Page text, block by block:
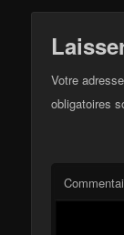
Votre
obligatoires